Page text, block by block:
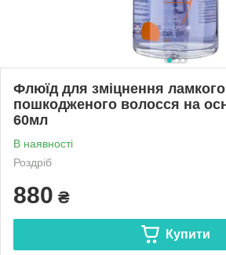
Флюїд для зміцнення
пошкодженого волосся на
60мл
В наявності
Роздріб
880 ₴
Купити